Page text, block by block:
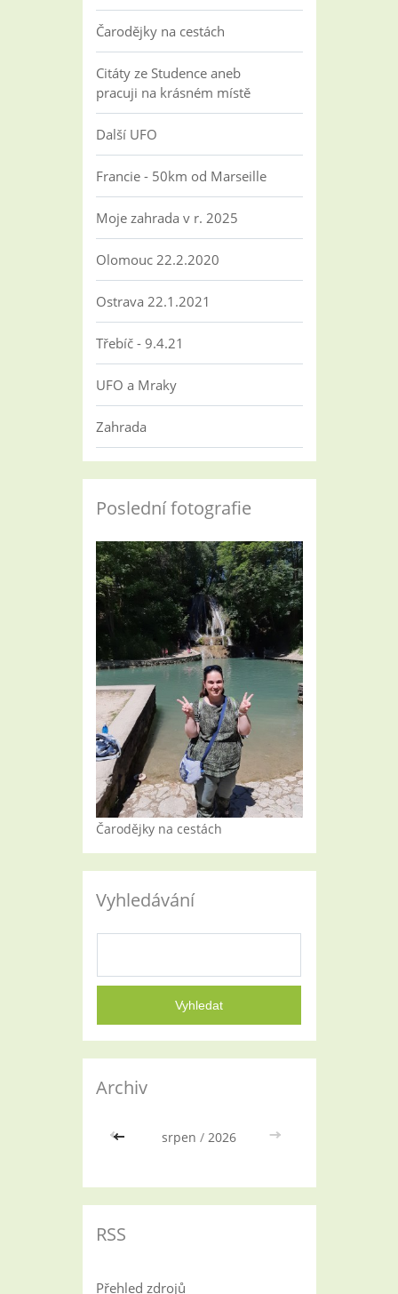
Čarodějky na cestách
Citáty ze Studence aneb
pracuji na krásném místě
Další UFO
Francie - 50km od Marseille
Moje zahrada v r. 2025
Olomouc 22.2.2020
Ostrava 22.1.2021
Třebíč - 9.4.21
UFO a Mraky
Zahrada
Poslední fotografie
Čarodějky na cestách
Vyhledávání
Archiv
<< srpen / 2026 >>
RSS
Přehled zdrojů